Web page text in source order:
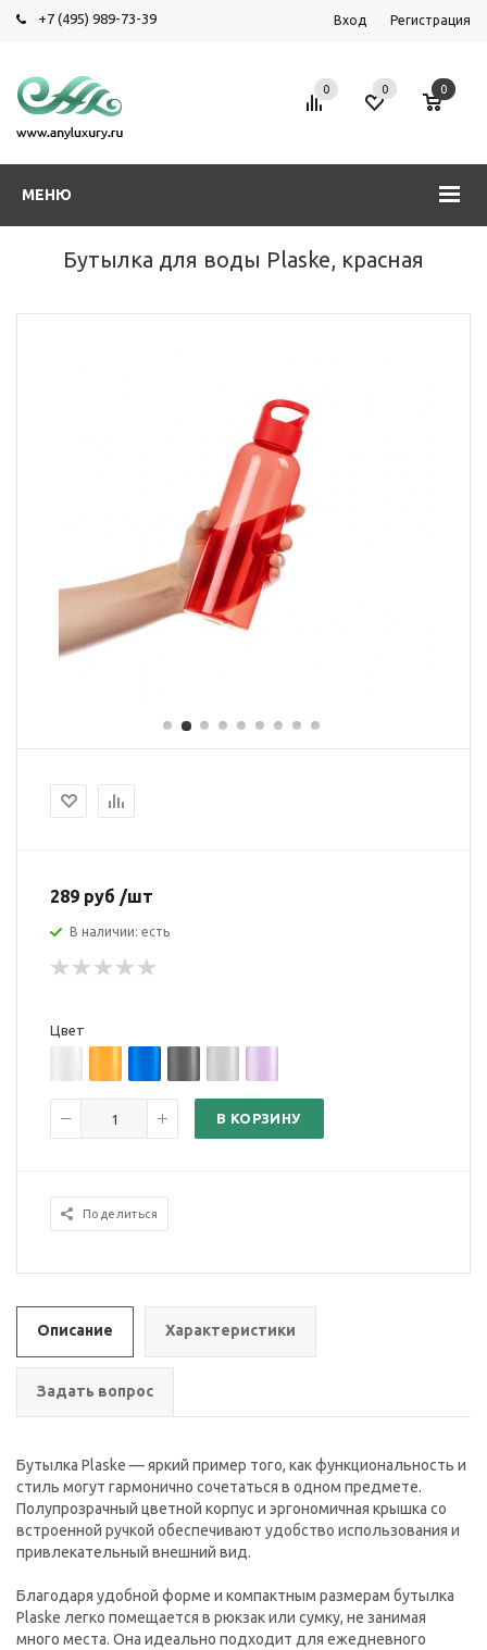
+7 (495) 989-73-39 Вход Регистрация
МЕНЮ
0 0 0
Бутылка для воды Plaske, красная
289 руб /шт
В наличии: есть
Цвет
В КОРЗИНУ
Поделиться
Описание Характеристики
Задать вопрос
Бутылка Plaske — яркий пример того, как функциональность и
стиль могут гармонично сочетаться в одном предмете.
Полупрозрачный цветной корпус и эргономичная крышка со
встроенной ручкой обеспечивают удобство использования и
привлекательный внешний вид.
Благодаря удобной форме и компактным размерам бутылка
Plaske легко помещается в рюкзак или сумку, не занимая
много места. Она идеально подходит для ежедневного